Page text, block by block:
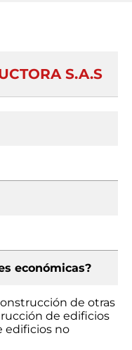
S.A.S
económicas?
de otras
de edificios
edificios no